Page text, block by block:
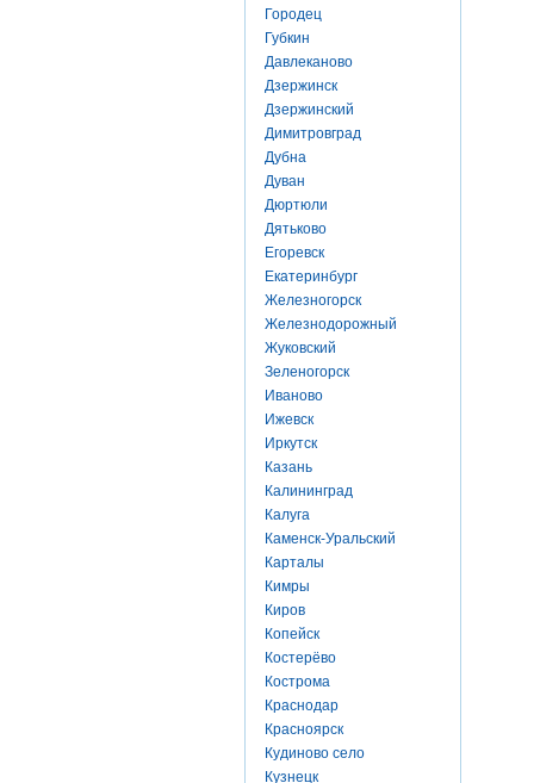
Городец
Губкин
Давлеканово
Дзержинск
Дзержинский
Димитровград
Дубна
Дуван
Дюртюли
Дятьково
Егоревск
Екатеринбург
Железногорск
Железнодорожный
Жуковский
Зеленогорск
Иваново
Ижевск
Иркутск
Казань
Калининград
Калуга
Каменск-Уральский
Карталы
Кимры
Киров
Копейск
Костерёво
Кострома
Краснодар
Красноярск
Кудиново село
Кузнецк